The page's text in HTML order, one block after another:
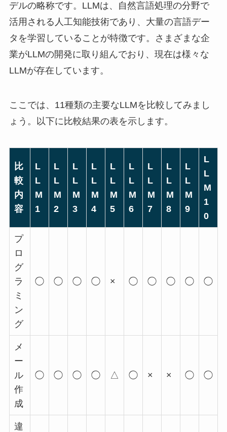
デルの略称です。LLMは、自然言語処理の分野で
活用される人工知能技術であり、大量の言語デー
タを学習していることが特徴です。さまざまな企
業がLLMの開発に取り組んでおり、現在は様々な
LLMが存在しています。
ここでは、11種類の主要なLLMを比較してみまし
ょう。以下に比較結果の表を示します。
比
較
内
容
L
L
M
1
L
L
M
2
L
L
M
3
L
L
M
4
L
L
M
5
L
L
M
6
L
L
M
7
L
L
M
8
L
L
M
9
L
L
M
1
0
プ
ロ
グ
ラ
ミ
ン
グ
◯ ◯ ◯ ◯ × ◯ ◯ ◯ ◯ ◯
メ
ー
ル
作
成
◯ ◯ ◯ ◯ △ ◯ × × ◯ ◯
違